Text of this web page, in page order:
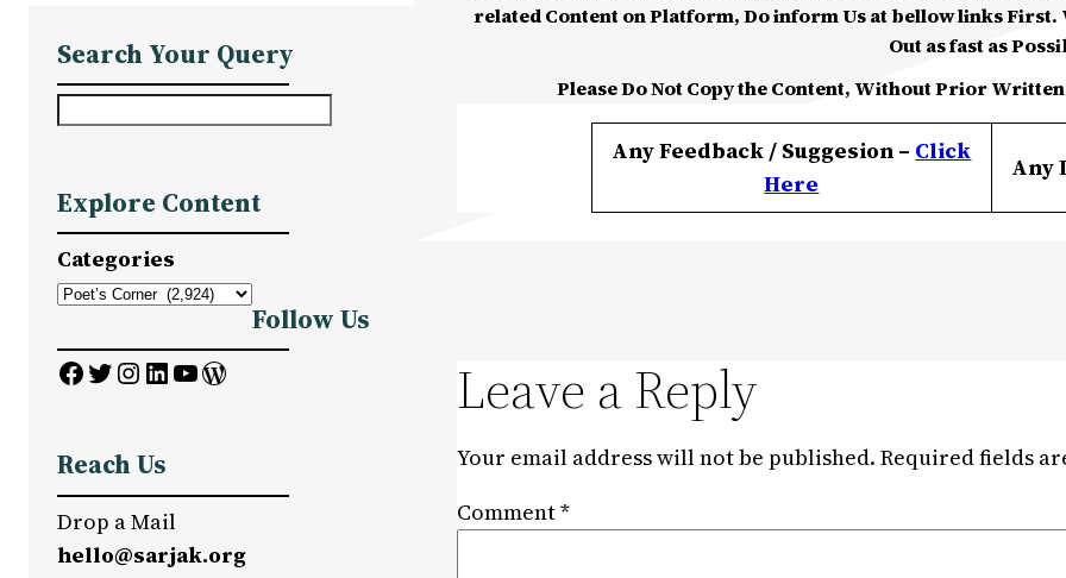
Search Your Query
r
c
h
Explore Content
Categories
Follow Us
Facebook Twitter InstagramLinkedIn YouTube WordPress
Reach Us
Drop a Mail
hello@sarjak.org
related Content on Platform, Do inform Us at bellow links First.
Out as fast as
Please Do Not Copy the Content, Without Prior
Any Feedback / Suggesion – Click
Here
Any
Leave a Reply
Your email address will not be published. Required fields
Comment*